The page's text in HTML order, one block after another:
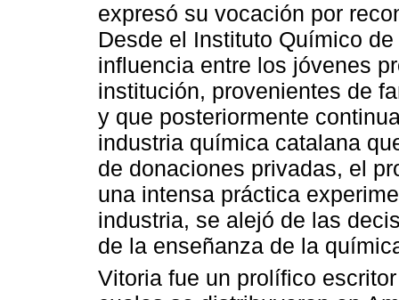
expresó su vocación por
Desde el Instituto Químico
influencia entre los jóvenes
institución, provenientes de
y que posteriormente
industria química catalana
de donaciones privadas, el
una intensa práctica
industria, se alejó de las
de la enseñanza de la
Vitoria fue un prolífico